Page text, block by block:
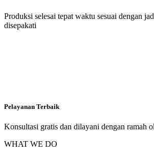
Produksi selesai tepat waktu sesuai dengan
disepakati
Pelayanan Terbaik
Konsultasi gratis dan dilayani dengan ramah
WHAT WE DO